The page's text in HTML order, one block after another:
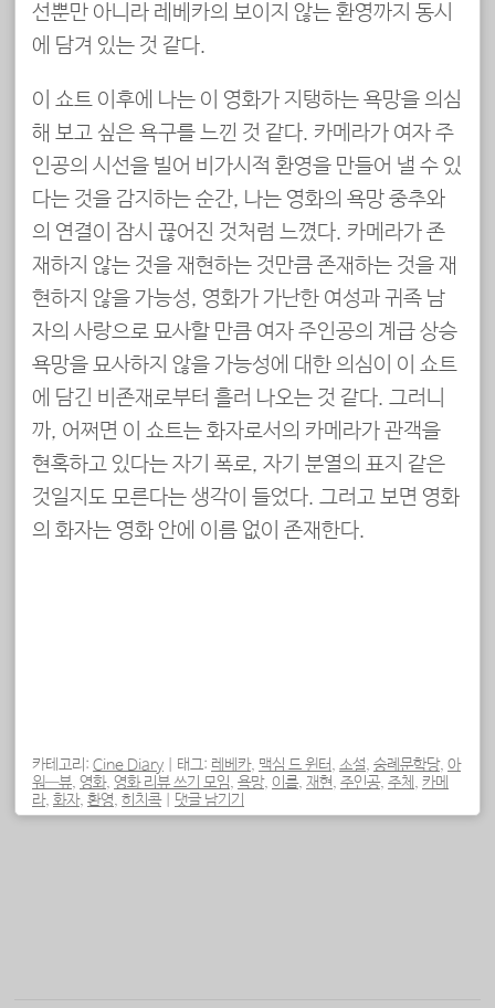
선뿐만 아니라 레베카의 보이지 않는 환영까지 동시
에 담겨 있는 것 같다.
이 쇼트 이후에 나는 이 영화가 지탱하는 욕망을 의심
해 보고 싶은 욕구를 느낀 것 같다. 카메라가 여자 주
인공의 시선을 빌어 비가시적 환영을 만들어 낼 수 있
다는 것을 감지하는 순간, 나는 영화의 욕망 중추와
의 연결이 잠시 끊어진 것처럼 느꼈다. 카메라가 존
재하지 않는 것을 재현하는 것만큼 존재하는 것을 재
현하지 않을 가능성, 영화가 가난한 여성과 귀족 남
자의 사랑으로 묘사할 만큼 여자 주인공의 계급 상승
욕망을 묘사하지 않을 가능성에 대한 의심이 이 쇼트
에 담긴 비존재로부터 흘러 나오는 것 같다. 그러니
까, 어쩌면 이 쇼트는 화자로서의 카메라가 관객을
현혹하고 있다는 자기 폭로, 자기 분열의 표지 같은
것일지도 모른다는 생각이 들었다. 그러고 보면 영화
의 화자는 영화 안에 이름 없이 존재한다.
카테고리: Cine Diary 태그: 레베카, 맥심 드 윈터, 소설, 숭례문학당, 아
워—뷰, 영화, 영화 리뷰 쓰기 모임, 욕망, 이름, 재현, 주인공, 주체 , 카메
라, 화자, 환영, 히치콕 댓글 남기기